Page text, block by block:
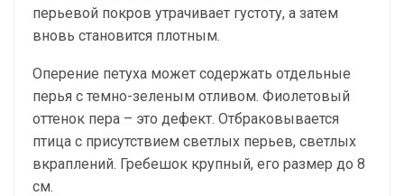
перьевой покров утрачивает густоту, а затем
вновь становится плотным.
Оперение петуха может содержать отдельные
перья с темно-зеленым отливом. Фиолетовый
оттенок пера – это дефект. Отбраковывается
птица с присутствием светлых перьев, светлых
вкраплений. Гребешок крупный, его размер до 8
см.